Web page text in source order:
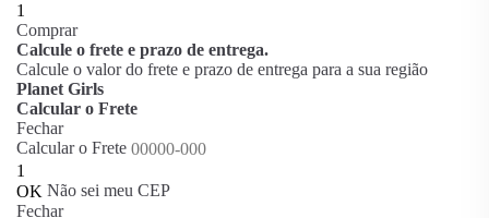
Comprar
Calcule o frete e prazo de entrega.
Calcule o valor do frete e prazo de entrega para a sua região
Planet Girls
Calcular o Frete
Fechar
Calcular o Frete
Não sei meu CEP
Fechar